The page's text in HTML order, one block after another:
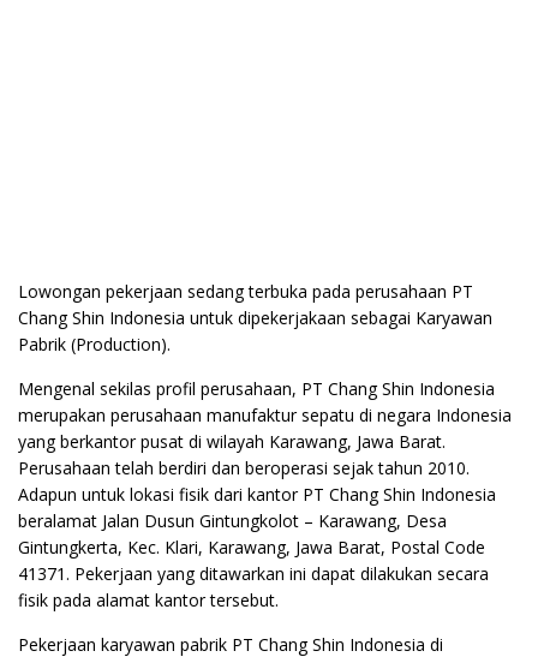
Lowongan pekerjaan sedang terbuka pada perusahaan PT
Chang Shin Indonesia untuk dipekerjakaan sebagai Karyawan
Pabrik (Production).
Mengenal sekilas profil perusahaan, PT Chang Shin Indonesia
merupakan perusahaan manufaktur sepatu di negara Indonesia
yang berkantor pusat di wilayah Karawang, Jawa Barat.
Perusahaan telah berdiri dan beroperasi sejak tahun 2010.
Adapun untuk lokasi fisik dari kantor PT Chang Shin Indonesia
beralamat Jalan Dusun Gintungkolot – Karawang, Desa
Gintungkerta, Kec. Klari, Karawang, Jawa Barat, Postal Code
41371. Pekerjaan yang ditawarkan ini dapat dilakukan secara
fisik pada alamat kantor tersebut.
Pekerjaan karyawan pabrik PT Chang Shin Indonesia di